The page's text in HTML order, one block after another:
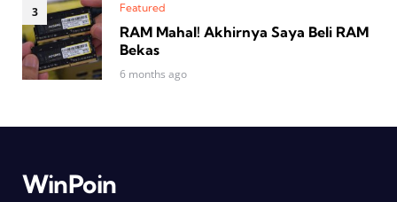
Featured
RAM Mahal! Akhirnya Saya Beli RAM
Bekas
6 months ago
WinPoin